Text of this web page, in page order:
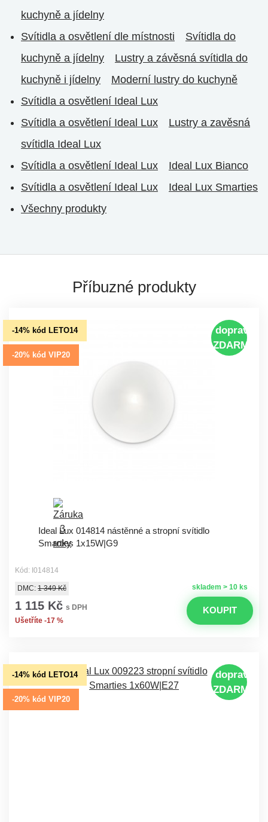
kuchyně a jídelny
Svítidla a osvětlení dle místnosti
Svítidla do
kuchyně a jídelny
Lustry a závěsná svítidla do
kuchyně i jídelny
Moderní lustry do kuchyně
Svítidla a osvětlení Ideal Lux
Svítidla a osvětlení Ideal Lux
Lustry a zavěsná
svítidla Ideal Lux
Svítidla a osvětlení Ideal Lux
Ideal Lux Bianco
Svítidla a osvětlení Ideal Lux
Ideal Lux Smarties
Všechny produkty
Příbuzné produkty
-14% kód LETO14
-20% kód VIP20
doprava
ZDARMA
Ideal Lux 014814 nástěnné a stropní svítidlo
Smarties 1x15W|G9
Kód: I014814
skladem > 10 ks
DMC: 1 349 Kč
1 115 Kč s DPH
Ušetříte -17 %
KOUPIT
-14% kód LETO14
-20% kód VIP20
doprava
ZDARMA